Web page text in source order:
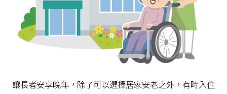
讓長者安享晚年，除了可以選擇居家安老之外，有時入住